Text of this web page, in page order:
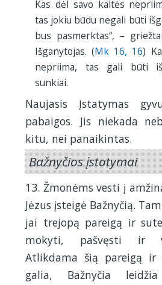
Kas dėl savo kaltės
tas jokiu būdu negali būti
bus pasmerktas“, –
Išganytojas. (Mk 16, 16)
nepriima, tas gali būti
sunkiai.
Naujasis Įstatymas
pabaigos. Jis niekada
kitu, nei panaikintas.
Bažnyčios įstatymai
13. Žmonėms vesti į
Jėzus įsteigė Bažnyčią.
jai trejopą pareigą ir
mokyti, pašvęsti ir
Atlikdama šią pareigą ir
galia, Bažnyčia